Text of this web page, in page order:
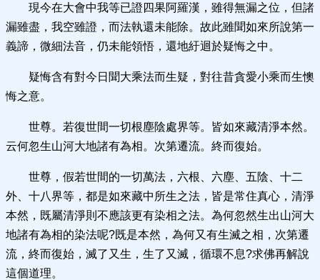
現今在大會中我等已證四果阿羅漢，雖得無漏之位，但諸
漏雖盡，我空雖證，而法執還未能除。故此雖聞如來所說第一
義諦，微細法音，仍未能領悟，還地紆迴於疑悔之中。
疑悔含有對今日聞大乘法而生疑，對往昔貪愛小乘而生懊
悔之意。
世尊。若復世間一切根塵陰處界等。皆如來藏清淨本然。
云何忽生山河大地諸有為相。次第遷流。終而復始。
世尊，假若世間的一切萬法，六根、六塵、五陰、十二
外、十八界等，都是如來藏中所生之法，皆是常住真心，清淨
本然，既屬清淨則不應該更有染相之法。為何忽然生出山河大
地諸有為相的染法呢?既是本然，為何又有生滅之相，次第遷
流，終而復始，滅了又生，生了又滅，循環不息?求佛再解說
這個道理。